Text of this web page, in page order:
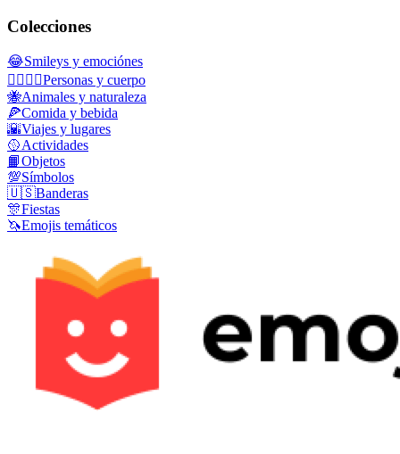
Colecciones
😂Smileys y emociónes
👩‍❤️‍💋‍👨Personas y cuerpo
🐝Animales y naturaleza
🍕Comida y bebida
🌇Viajes y lugares
🥎Actividades
📙Objetos
💯Símbolos
🇺🇸Banderas
🎊Fiestas
🦄Emojis temáticos